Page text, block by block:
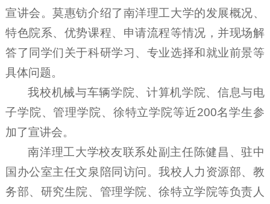
宣讲会。莫惠钫介绍了南洋理工大学的发展概况、
特色院系、优势课程、申请流程等情况，并现场解
答了同学们关于科研学习、专业选择和就业前景等
具体问题。
我校机械与车辆学院、计算机学院、信息与电
子学院、管理学院、徐特立学院等近200名学生参
加了宣讲会。
南洋理工大学校友联系处副主任陈健昌、驻中
国办公室主任文泉陪同访问。我校人力资源部、教
务部、研究生院、管理学院、徐特立学院等负责人